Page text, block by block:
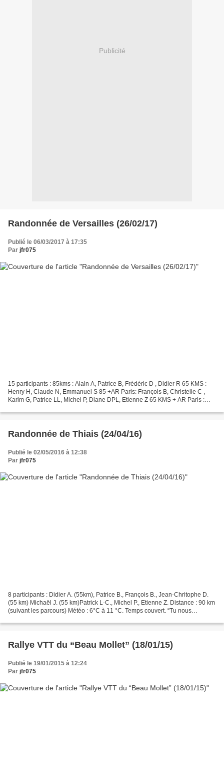
Publicité
Randonnée de Versailles (26/02/17)
Publié le 06/03/2017 à 17:35
Par jfr075
15 participants : 85kms : Alain A, Patrice B, Frédéric D , Didier R 65 KMS :
Henry H, Claude N, Emmanuel S 85 +AR Paris: François B, Christelle C ,
Karim G, Patrice LL, Michel P, Diane DPL, Etienne Z 65 KMS + AR Paris :
Randonnée de Thiais (24/04/16)
Publié le 02/05/2016 à 12:38
Par jfr075
8 participants : Didier A. (55km), Patrice B., François B., Jean-Chritophe D.
(55 km) Michaël J. (55 km)Patrick L-C., Michel P., Etienne Z. Distance : 90 km
(suivant les parcours) Météo : 6°C à 11 °C. Temps couvert. “Tu nous
Rallye VTT du “Beau Mollet” (18/01/15)
Publié le 19/01/2015 à 12:24
Par jfr075